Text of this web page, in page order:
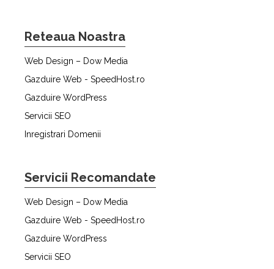
Reteaua Noastra
Web Design – Dow Media
Gazduire Web - SpeedHost.ro
Gazduire WordPress
Servicii SEO
Inregistrari Domenii
Servicii Recomandate
Web Design – Dow Media
Gazduire Web - SpeedHost.ro
Gazduire WordPress
Servicii SEO